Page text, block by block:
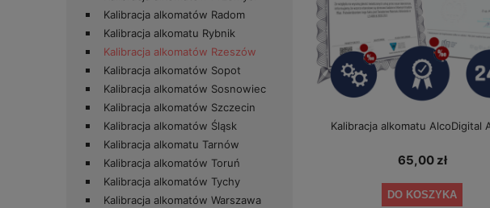
Kalibracja alkomatów Radom
Kalibracja alkomatu Rybnik
Kalibracja alkomatów Rzeszów
Kalibracja alkomatów Sopot
Kalibracja alkomatów Sosnowiec
Kalibracja alkomatów Szczecin
Kalibracja alkomatów Śląsk
Kalibracja alkomatu Tarnów
Kalibracja alkomatów Toruń
Kalibracja alkomatów Tychy
Kalibracja alkomatów Warszawa
Kalibracja alkomatu AlcoDigital
65,00 zł
DO KOSZYKA